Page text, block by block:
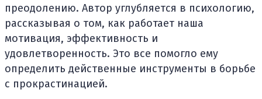
преодолению. Автор углубляется в психологию,
рассказывая о том, как работает наша
мотивация, эффективность и
удовлетворенность. Это все помогло ему
определить действенные инструменты в борьбе
с прокрастинацией.